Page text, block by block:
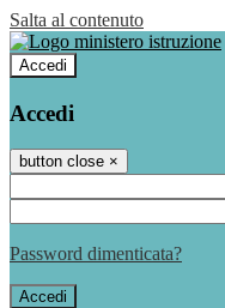
Salta al contenuto
Accedi
Accedi
button close ×
Password dimenticata?